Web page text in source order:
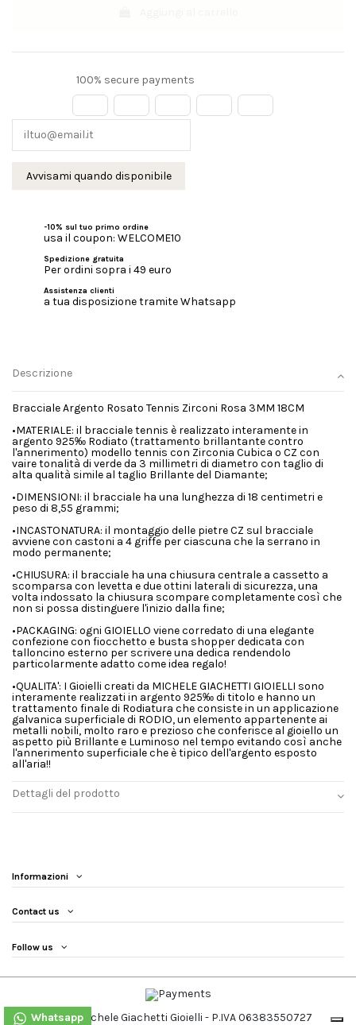
100% secure payments
-10% sul tuo primo ordine
usa il coupon: WELCOME10
Spedizione gratuita
Per ordini sopra i 49 euro
Assistenza clienti
a tua disposizione tramite Whatsapp
Descrizione
Bracciale Argento Rosato Tennis Zirconi Rosa 3MM 18CM
•MATERIALE: il bracciale tennis è realizzato interamente in
argento 925‰ Rodiato (trattamento brillantante contro
l'annerimento) modello tennis con Zirconia Cubica o CZ con
vaire tonalità di verde da 3 millimetri di diametro con taglio di
alta qualità simile al taglio Brillante del Diamante;
•DIMENSIONI: il bracciale ha una lunghezza di 18 centimetri e
peso di 8,55 grammi;
•INCASTONATURA: il montaggio delle pietre CZ sul bracciale
avviene con castoni a 4 griffe per ciascuna che la serrano in
modo permanente;
•CHIUSURA: il bracciale ha una chiusura centrale a cassetto a
scomparsa con levetta e due ottini laterali di sicurezza, una
volta indossato la chiusura scompare completamente così che
non si possa distinguere l'inizio dalla fine;
•PACKAGING: ogni GIOIELLO viene corredato di una elegante
confezione con fiocchetto e busta shopper dedicata con
talloncino esterno per scrivere una dedica rendendolo
particolarmente adatto come idea regalo!
•QUALITA': I Gioielli creati da MICHELE GIACHETTI GIOIELLI sono
interamente realizzati in argento 925‰ di titolo e hanno un
trattamento finale di Rodiatura che consiste in un applicazione
galvanica superficiale di RODIO, un elemento appartenente ai
metalli nobili, molto raro e prezioso che conferisce al gioiello un
aspetto più Brillante e Luminoso nel tempo evitando così anche
l'annerimento superficiale che è tipico dell'argento esposto
all'aria!!
Dettagli del prodotto
Informazioni
Contact us
Whatsapp
Follow us
2024 - Michele Giachetti Gioielli - P.IVA 06383550727